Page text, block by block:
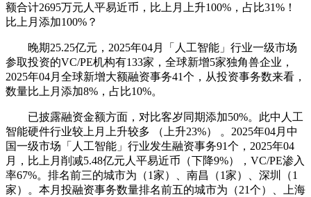
额合计2695万元人平易近币，比上月上升100%，占比31%！
比上月添加100%？
晚期25.25亿元，2025年04月「人工智能」行业一级市场
参取投资的VC/PE机构有133家，全球新增5家独角兽企业，
2025年04月全球新增大额融资事务41个，从投资事务数来看，
数量比上月添加8%，占比10%。
已披露融资金额方面，对比客岁同期添加50%。此中人工
智能硬件行业较上月上升较多 （上升23%） 。2025年04月中
国一级市场「人工智能」行业发生融资事务91个，2025年04
月，比上月削减5.48亿元人平易近币（下降9%），VC/PE渗入
率67%。排名前三的城市为（1家）、南昌（1家）、深圳（1
家）。本月投融资事务数量排名前五的城市为（21个）、上海